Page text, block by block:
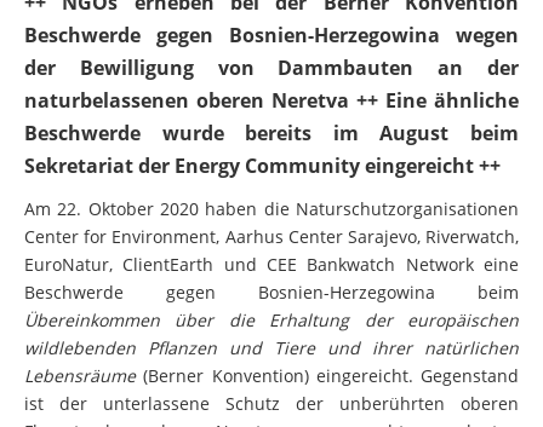
++ NGOs erheben bei der Berner Konvention
Beschwerde gegen Bosnien-Herzegowina wegen
der Bewilligung von Dammbauten an der
naturbelassenen oberen Neretva ++ Eine ähnliche
Beschwerde wurde bereits im August beim
Sekretariat der Energy Community eingereicht ++
Am 22. Oktober 2020 haben die Naturschutzorganisationen
Center for Environment, Aarhus Center Sarajevo, Riverwatch,
EuroNatur, ClientEarth und CEE Bankwatch Network eine
Beschwerde gegen Bosnien-Herzegowina beim
Übereinkommen über die Erhaltung der europäischen
wildlebenden Pflanzen und Tiere und ihrer natürlichen
Lebensräume(Berner Konvention) eingereicht. Gegenstand
ist der unterlassene Schutz der unberührten oberen